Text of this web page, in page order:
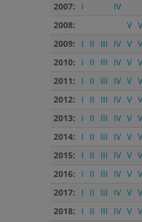
2007: I
IV
2008:
V
2009:
I II III IV V
2010:
I II III IV V
2011:
I II III IV V
2012:
I II III IV V
2013:
I II III IV V
2014:
I II III IV V
2015:
I II III IV V
2016:
I II III IV V
2017:
I II III IV V
2018:
I II III IV V